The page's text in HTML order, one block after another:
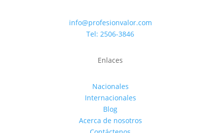
info@profesionvalor.com
Tel: 2506-3846
Enlaces
Nacionales
Internacionales
Blog
Acerca de nosotros